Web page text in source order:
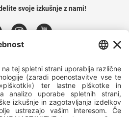
svoje izkušnje z nami!